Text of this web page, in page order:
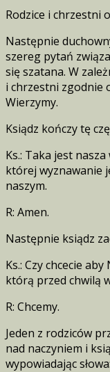
Rodzice i chrzestni
Następnie
szereg pytań
się szatana. W
i chrzestni zgodnie
Wierzymy.
Ksiądz kończy tę
Ks.: Taka jest
której wyznawanie
naszym.
R: Amen.
Następnie ksiądz
Ks.: Czy chcecie
którą przed chwilą
R: Chcemy.
Jeden z rodziców
nad naczyniem i
wypowiadając słowa: